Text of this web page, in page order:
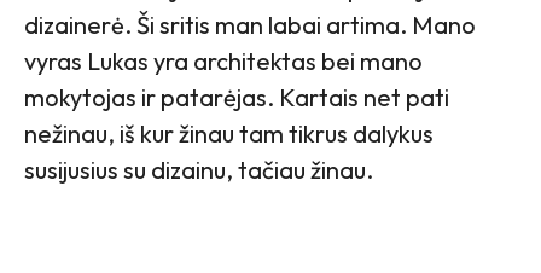
dizainerė. Ši sritis man labai artima. Mano
vyras Lukas yra architektas bei mano
mokytojas ir patarėjas. Kartais net pati
nežinau, iš kur žinau tam tikrus dalykus
susijusius su dizainu, tačiau žinau.